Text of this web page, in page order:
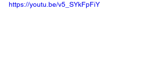
https://youtu.be/v5_SYkFpFiY